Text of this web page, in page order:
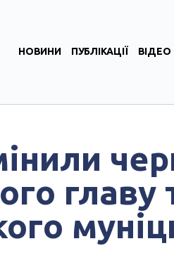
НОВИНИ ПУБЛІКАЦІЇ ВІДЕО
главу